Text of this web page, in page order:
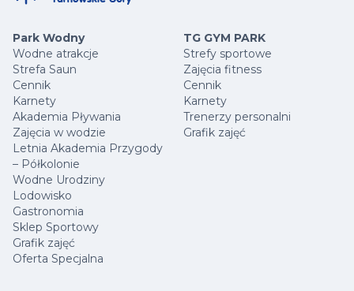
Park Wodny
Wodne atrakcje
Strefa Saun
Cennik
Karnety
Akademia Pływania
Zajęcia w wodzie
Letnia Akademia Przygody
– Półkolonie
Wodne Urodziny
Lodowisko
Gastronomia
Sklep Sportowy
Grafik zajęć
Oferta Specjalna
TG GYM PARK
Strefy sportowe
Zajęcia fitness
Cennik
Karnety
Trenerzy personalni
Grafik zajęć